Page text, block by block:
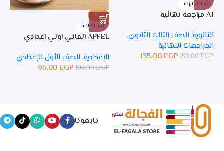
لغة انجليزية
A1 مراجعة نهائية
الثانوية, الصف الثالث الثانوي,
المراجعات النهائية
150,00EGP
135,00EGP
-10%
لغة المانية
APFEL الماني اولي اعدادي
الإعدادية, الصف الأول الإعدادي
105,00EGP
95,00EGP
تابعونا